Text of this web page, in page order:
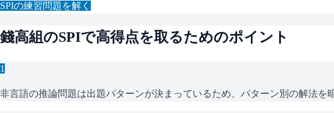
SPIの練習問題を解く
錢高組 のSPIで高得点を取るためのポイント
1
非言語の推論問題は出題パターンが決まっているため、パターン別の解法を